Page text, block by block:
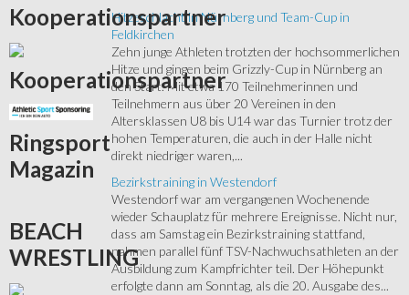
Hitzeschlacht in Nürnberg und Team-Cup in
Feldkirchen
Zehn junge Athleten trotzten der hochsommerlichen
Hitze und gingen beim Grizzly-Cup in Nürnberg an
den Start. Mit etwa 170 Teilnehmerinnen und
Teilnehmern aus über 20 Vereinen in den
Altersklassen U8 bis U14 war das Turnier trotz der
hohen Temperaturen, die auch in der Halle nicht
direkt niedriger waren,...
Bezirkstraining in Westendorf
Westendorf war am vergangenen Wochenende
wieder Schauplatz für mehrere Ereignisse. Nicht nur,
dass am Samstag ein Bezirkstraining stattfand,
nahmen parallel fünf TSV-Nachwuchsathleten an der
Ausbildung zum Kampfrichter teil. Der Höhepunkt
erfolgte dann am Sonntag, als die 20. Ausgabe des...
Kooperationspartner
Kooperationspartner
Ringsport
Magazin
BEACH
WRESTLING